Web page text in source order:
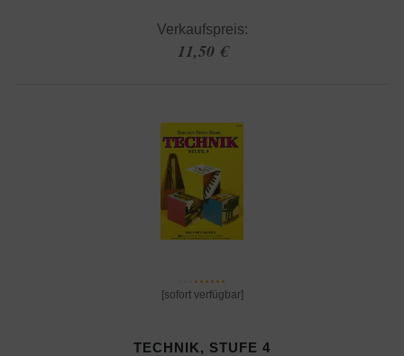
Verkaufspreis:
11,50 €
[sofort verfügbar]
TECHNIK, STUFE 4